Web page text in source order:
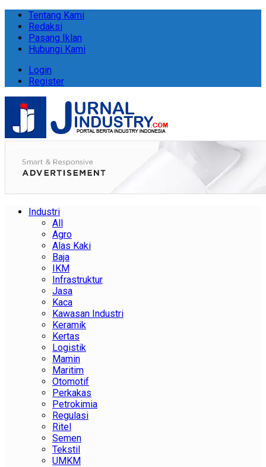
Tentang Kami
Redaksi
Pasang Iklan
Hubungi Kami
Login
Register
Industri
All
Agro
Alas Kaki
Baja
IKM
Infrastruktur
Jasa
Kaca
Kawasan Industri
Keramik
Kertas
Logistik
Mamin
Maritim
Otomotif
Perkakas
Petrokimia
Regulasi
Ritel
Semen
Tekstil
UMKM